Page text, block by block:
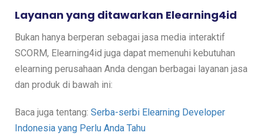
Layanan yang ditawarkan Elearning4id
Bukan hanya berperan sebagai jasa media interaktif
SCORM, Elearning4id juga dapat memenuhi kebutuhan
elearning perusahaan Anda dengan berbagai layanan jasa
dan produk di bawah ini:
Baca juga tentang: Serba-serbi Elearning Developer
Indonesia yang Perlu Anda Tahu